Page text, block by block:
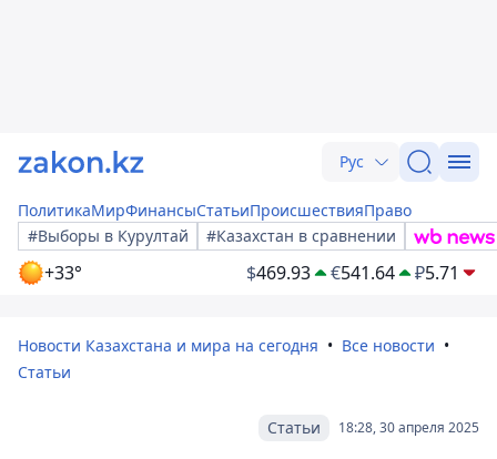
Рус
ПолитикаМирФинансыСтатьиПроисшествияПраво
#Выборы в Курултай
#Казахстан в сравнении
+33° $469.93 €541.64 ₽5.71
Новости Казахстана и мира на сегодня
Все новости
Статьи
18:28, 30 апреля 2025
Статьи